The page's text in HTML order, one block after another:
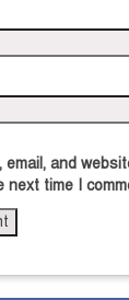
email, and
next time I